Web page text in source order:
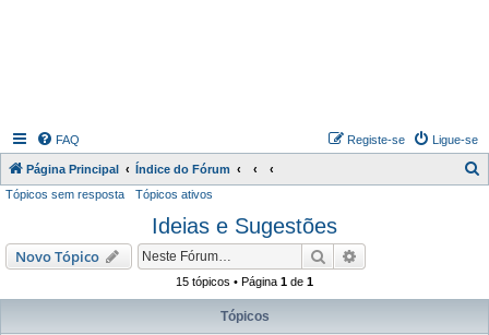
FAQ Ligue-se
Registe-se
Página Principal Índice do Fórum
i
Tópicos sem resposta Tópicos ativos
Ideias e Sugestões
Novo Tópico Pesquisar
15 tópicos • Página 1 de 1
Tópicos